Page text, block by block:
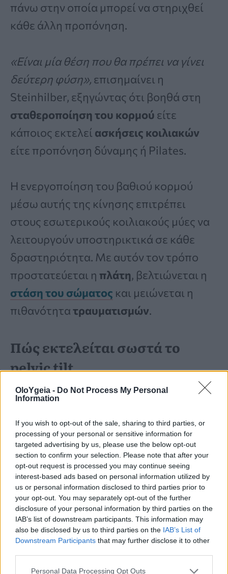
OloYgeia - Do Not Process My Personal
Information
If you wish to opt-out of the sale, sharing to third parties, or
processing of your personal or sensitive information for
targeted advertising by us, please use the below opt-out
section to confirm your selection. Please note that after your
opt-out request is processed you may continue seeing
interest-based ads based on personal information utilized by
us or personal information disclosed to third parties prior to
your opt-out. You may separately opt-out of the further
disclosure of your personal information by third parties on the
IAB’s list of downstream participants. This information may
also be disclosed by us to third parties on the IAB’s List of
Downstream Participants that may further disclose it to other
Personal Data Processing Opt Outs
πάνω στην οποία μπορεί να στηριχθεί
κάθε άλλη προπόνηση.
«Είναι μία θέση που θα πρέπει να γίνει
δεύτερη φύση», επισημαίνει η
Steinhilber, εξηγώντας ότι βοηθά στη
σταθεροποίηση του κορμού είτε
κάποιος εκτελεί ασκήσεις κοιλιακών
είτε προπόνηση δύναμης ή Pilates.
Η ενεργοποίηση του βαθιού κορμού
μέσω αυτής της κίνησης επιτρέπει
στους εσωτερικούς κοιλιακούς μύες να
λειτουργούν υποστηρικτικά σε κάθε
δραστηριότητα. Με αυτόν τον τρόπο
προστατεύεται η πλάτη, βελτιώνεται η
στάση του σώματος και μειώνεται η
πιθανότητατραυματισμών.
Πώς εκτελείται σωστά το
pelvic tilt
Η άσκηση ξεκινά με τον ασκούμενο
γόνατα λυγισμένα και τα πέλματα στο
άνοιγμα των γοφών.
Ταχέρια τοποθετούνται δίπλα στο
σώμαμε κατεύθυνση προς τις φτέρνες.
Αφού προηγηθεί μία εισπνοή, κατά την
εκπνοή ο ασκούμενος καλείται να
τραβήξει τον αφαλό προς τη